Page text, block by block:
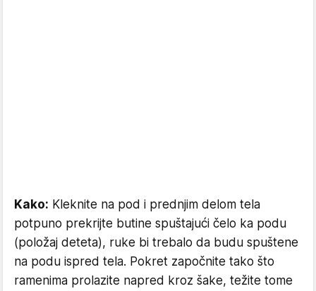
Kako: Kleknite na pod i prednjim delom tela
potpuno prekrijte butine spuštajući čelo ka podu
(položaj deteta), ruke bi trebalo da budu spuštene
na podu ispred tela. Pokret započnite tako što
ramenima prolazite napred kroz šake, težite tome